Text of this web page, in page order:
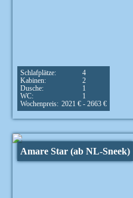
Schlafplätze:
4
Kabinen:
2
Dusche:
1
WC:
1
Wochenpreis: 2021 € - 2663 €
Amare Star (ab NL-Sneek)